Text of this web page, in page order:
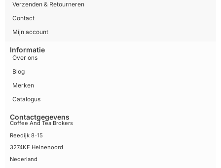
Verzenden & Retourneren
Contact
Mijn account
Informatie
Over ons
Blog
Merken
Catalogus
Contactgegevens
Coffee And Tea Brokers
Reedijk 8-15
3274KE Heinenoord
Nederland